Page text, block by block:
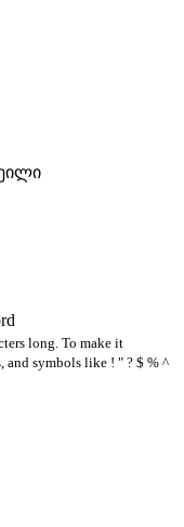
long. To make it
and symbols like ! " ? $ % ^